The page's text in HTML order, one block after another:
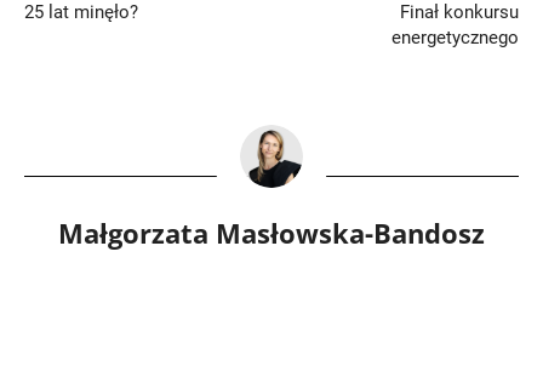
25 lat minęło?
Finał konkursu
energetycznego
Małgorzata Masłowska-Bandosz